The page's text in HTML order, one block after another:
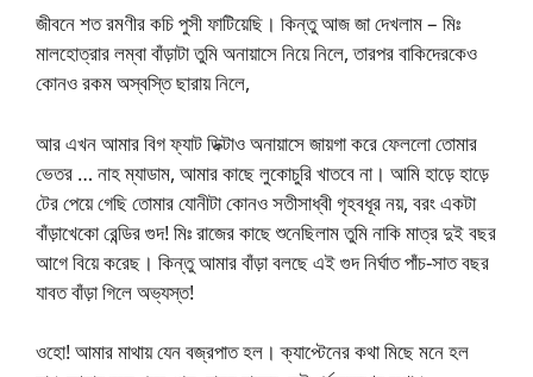
জীবনে শত রমণীর কচি পুসী ফাটিয়েছি। কিন্তু আজ জা দেখলাম – মিঃ
মালহোত্রার লম্বা বাঁড়াটা তুমি অনায়াসে নিয়ে নিলে, তারপর বাকিদেরকেও
কোনও রকম অস্বস্তি ছারায় নিলে,
আর এখন আমার বিগ ফ্যাট ডিক্টাও অনায়াসে জায়গা করে ফেললো তোমার
ভেতর … নাহ ম্যাডাম, আমার কাছে লুকোচুরি খাতবে না। আমি হাড়ে হাড়ে
টের পেয়ে গেছি তোমার যোনীটা কোনও সতীসাধ্বী গৃহবধূর নয়, বরং একটা
বাঁড়াখেকো রেন্ডির গুদ! মিঃ রাজের কাছে শুনেছিলাম তুমি নাকি মাত্র দুই বছর
আগে বিয়ে করেছ। কিন্তু আমার বাঁড়া বলছে এই গুদ নির্ঘাত পাঁচ-সাত বছর
যাবত বাঁড়া গিলে অভ্যস্ত!
ওহো! আমার মাথায় যেন বজ্রপাত হল। ক্যাপ্টেনের কথা মিছে মনে হল